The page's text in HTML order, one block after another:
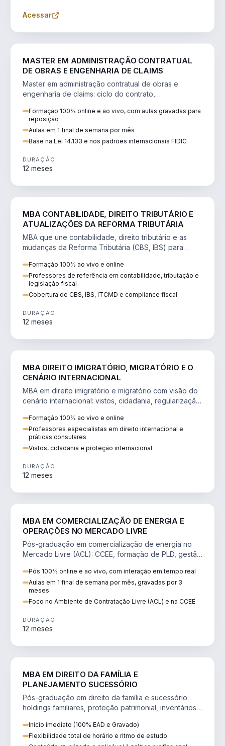
Acessar
MASTER EM ADMINISTRAÇÃO CONTRATUAL
DE OBRAS E ENGENHARIA DE CLAIMS
Master em administração contratual de obras e
engenharia de claims: ciclo do contrato,
Formação 100% online e ao vivo, com aulas gravadas para
reposição
Aulas em 1 final de semana por mês
Base na Lei 14.133 e nos padrões internacionais FIDIC
DURAÇÃO
12 meses
MBA CONTABILIDADE, DIREITO TRIBUTÁRIO E
ATUALIZAÇÕES DA REFORMA TRIBUTÁRIA
MBA que une contabilidade, direito tributário e as
mudanças da Reforma Tributária (CBS, IBS) para
Formação 100% ao vivo e online
Professores de referência em contabilidade, tributação e
legislação fiscal
Cobertura de CBS, IBS, ITCMD e compliance fiscal
DURAÇÃO
12 meses
MBA DIREITO IMIGRATÓRIO, MIGRATÓRIO E O
CENÁRIO INTERNACIONAL
MBA em direito imigratório e migratório com visão do
cenário internacional: vistos, cidadania, regularização
Formação 100% ao vivo e online
Professores especialistas em direito internacional e
práticas consulares
Vistos, cidadania e proteção internacional
DURAÇÃO
12 meses
MBA EM COMERCIALIZAÇÃO DE ENERGIA E
OPERAÇÕES NO MERCADO LIVRE
Pós-graduação em comercialização de energia no
Mercado Livre (ACL): CCEE, formação de PLD, gestão
Pós 100% online e ao vivo, com interação em tempo real
Aulas em 1 final de semana por mês, gravadas por 3
meses
Foco no Ambiente de Contratação Livre (ACL) e na CCEE
DURAÇÃO
12 meses
MBA EM DIREITO DA FAMÍLIA E
PLANEJAMENTO SUCESSÓRIO
Pós-graduação em direito da família e sucessório:
holdings familiares, proteção patrimonial, inventários
Inicio imediato (100% EAD e Gravado)
Flexibilidade total de horário e ritmo de estudo